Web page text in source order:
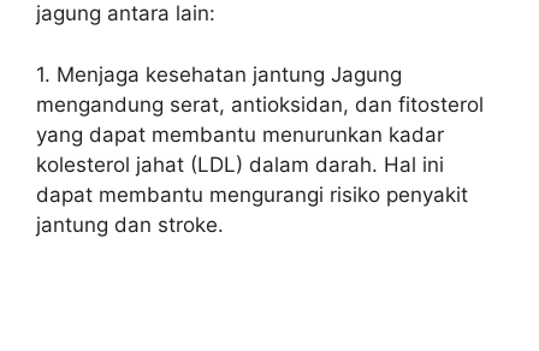
jagung antara lain:
1. Menjaga kesehatan jantung Jagung
mengandung serat, antioksidan, dan fitosterol
yang dapat membantu menurunkan kadar
kolesterol jahat (LDL) dalam darah. Hal ini
dapat membantu mengurangi risiko penyakit
jantung dan stroke.